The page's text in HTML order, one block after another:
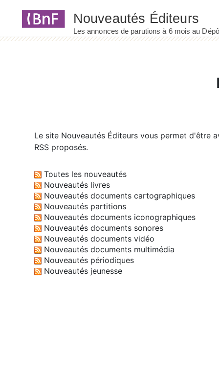
Le site Nouveautés Éditeurs vous permet d'être
RSS proposés.
Toutes les nouveautés
Nouveautés livres
Nouveautés documents cartographiques
Nouveautés partitions
Nouveautés documents iconographiques
Nouveautés documents sonores
Nouveautés documents vidéo
Nouveautés documents multimédia
Nouveautés périodiques
Nouveautés jeunesse